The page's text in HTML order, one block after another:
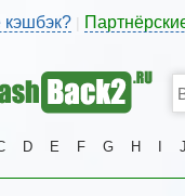
кэшбэк?
D E F G H